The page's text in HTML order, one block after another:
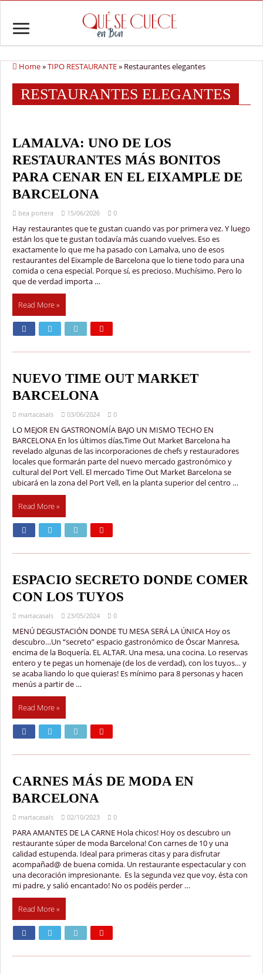
Home»TIPO RESTAURANTE» Restaurantes elegantes
RESTAURANTES ELEGANTES
LAMALVA: UNO DE LOS
RESTAURANTES MÁS BONITOS
PARA CENAR EN EL EIXAMPLE DE
BARCELONA
bea portera 15/06/2026 0
Hay restaurantes que te gustan cuando vas por primera vez. Y luego
están los que te gustan todavía más cuando vuelves. Eso es
exactamente lo que me ha pasado con Lamalva, uno de esos
restaurantes del Eixample de Barcelona que lo tiene todo para una
comida o cena especial. Porque sí, es precioso. Muchísimo. Pero lo
que de verdad importa …
Read More »
NUEVO TIME OUT MARKET
BARCELONA
martacasals 03/06/2024 0
LO MEJOR EN GASTRONOMÍA BAJO UN MISMO TECHO EN
BARCELONA En los últimos días,Time Out Market Barcelona ha
revelado algunas de las incorporaciones de chefs y restauradores
locales que formarán parte del nuevo mercado gastronómico y
cultural del Port Vell. El mercado Time Out Market Barcelona se
ubicará en la zona del Port Vell, en la planta superior del centro …
Read More »
ESPACIO SECRETO DONDE COMER
CON LOS TUYOS
martacasals 23/05/2024 0
MENÚ DEGUSTACIÓN DONDE TU MESA SERÁ LA ÚNICA Hoy os
descubro…Un “secreto” espacio gastronómico de Óscar Manresa,
encima de la Boquería. EL ALTAR. Una mesa, una cocina. Lo reservas
entero y te pegas un homenaje (de los de verdad), con los tuyos… y
se acaba liando lo que quieras! Es mínimo para 8 personas y hacen
menús a partir de …
Read More »
CARNES MÁS DE MODA EN
BARCELONA
martacasals 02/10/2023 0
PARA AMANTES DE LA CARNE Hola chicos! Hoy os descubro un
restaurante súper de moda Barcelona! Con carnes de 10 y una
calidad estupenda. Ideal para primeras citas y para disfrutar
acompañad@ de buena comida. Un restaurante espectacular y con
una decoración impresionante. Es la segunda vez que voy, ésta con
mi padre, y salió encantado! No os podéis perder …
Read More »